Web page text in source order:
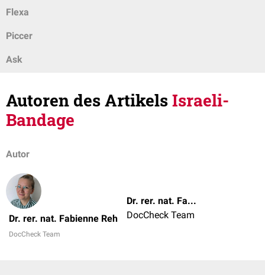
Flexa
Piccer
Ask
Autoren des ArtikelsIsraeli-
Bandage
Autor
Dr. rer. nat. Fabienne Reh
DocCheck Team
Dr. rer. nat. Fabienne Reh
DocCheck Team